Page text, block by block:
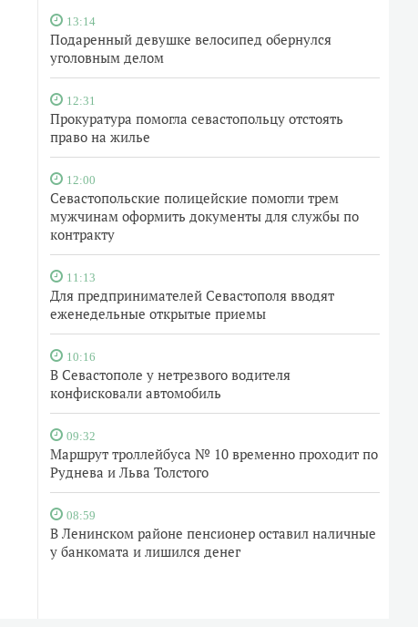
13:14
Подаренный девушке велосипед обернулся
уголовным делом
12:31
Прокуратура помогла севастопольцу отстоять
право на жилье
12:00
Севастопольские полицейские помогли трем
мужчинам оформить документы для службы по
контракту
11:13
Для предпринимателей Севастополя вводят
еженедельные открытые приемы
10:16
В Севастополе у нетрезвого водителя
конфисковали автомобиль
09:32
Маршрут троллейбуса № 10 временно проходит по
Руднева и Льва Толстого
08:59
В Ленинском районе пенсионер оставил наличные
у банкомата и лишился денег